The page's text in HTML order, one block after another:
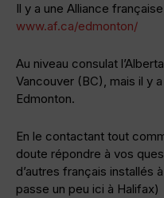
Il y a une Alliance
www.af.ca/edmonton/
Au niveau consulat
Vancouver (BC), mais il y
Edmonton.
En le contactant tout
doute répondre à vos
d’autres français installés
passe un peu ici à Halifax)